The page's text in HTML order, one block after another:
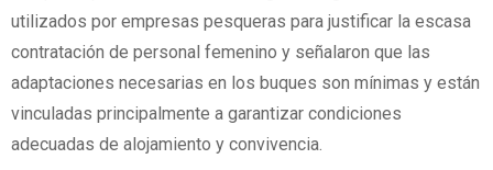
utilizados por empresas pesqueras para justificar la escasa
contratación de personal femenino y señalaron que las
adaptaciones necesarias en los buques son mínimas y están
vinculadas principalmente a garantizar condiciones
adecuadas de alojamiento y convivencia.